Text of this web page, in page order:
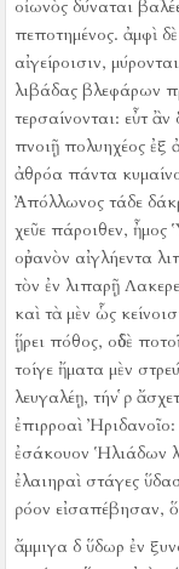
οἰωνὸς δύναται
πεποτημένος. ἀμφὶ
αἰγείροισιν,
λιβάδας βλεφάρων
τερσαίνονται: εὖτ ἂν
πνοιῇ πολυηχέος ἐξ
ἀθρόα πάντα
Ἀπόλλωνος τάδε
χεῦε πάροιθεν, ἦμος
οὐρανὸν αἰγλήεντα
τὸν ἐν λιπαρῇ
καὶ τὰ μὲν ὧς
ᾕρει πόθος, οὐδὲ
τοίγε ἤματα μὲν
λευγαλέῃ, τήν ῥ
ἐπιρροαὶ Ἠριδανοῖο:
ἐσάκουον Ἡλιάδων
ἐλαιηραὶ στάγες
ῥόον εἰσαπέβησαν,
ἄμμιγα δ ὕδωρ ἐν